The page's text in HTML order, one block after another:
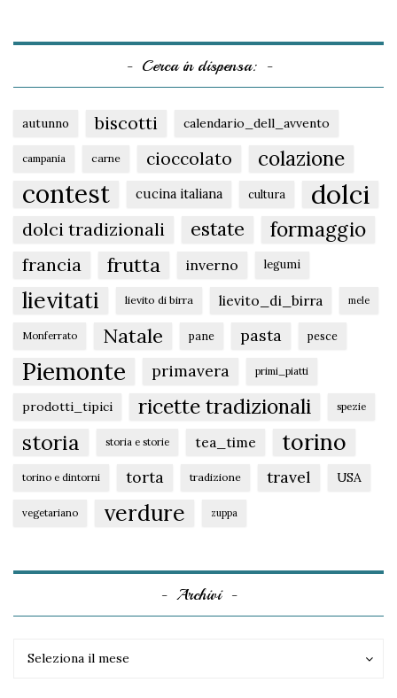
Cerca in dispensa:
autunno biscotti calendario_dell_avvento
campania carne cioccolato colazione
contest cucina italiana cultura dolci
dolci tradizionali estate formaggio
francia frutta inverno legumi
lievitati lievito di birra lievito_di_birra mele
Monferrato Natale pane pasta pesce
Piemonte primavera primi_piatti
prodotti_tipici ricette tradizionali spezie
storia storia e storie tea_time torino
torino e dintorni torta tradizione travel USA
vegetariano verdure zuppa
Archivi
Seleziona il mese